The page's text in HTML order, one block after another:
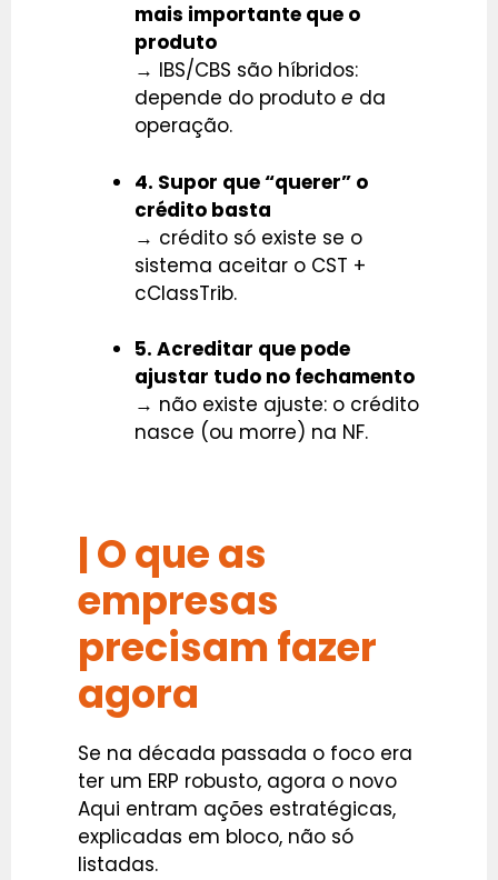
mais importante que o
produto
→ IBS/CBS são híbridos:
depende do produto e da
operação.
4. Supor que “querer” o
crédito basta
→ crédito só existe se o
sistema aceitar o CST +
cClassTrib.
5. Acreditar que pode
ajustar tudo no fechamento
→ não existe ajuste: o crédito
nasce (ou morre) na NF.
| O que as
empresas
precisam fazer
agora
Se na década passada o foco era
ter um ERP robusto, agora o novo
Aqui entram ações estratégicas,
explicadas em bloco, não só
listadas.